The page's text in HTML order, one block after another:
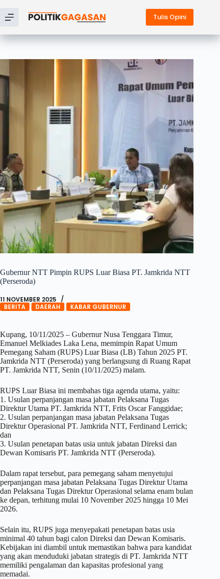
Tulis Opini
Gubernur NTT Pimpin RUPS Luar Biasa PT. Jamkrida NTT
(Perseroda)
11 NOVEMBER 2025
BERITA
DAERAH KABAR GUBERNUR
Kupang, 10/11/2025 – Gubernur Nusa Tenggara Timur,
Emanuel Melkiades Laka Lena, memimpin Rapat Umum
Pemegang Saham (RUPS) Luar Biasa (LB) Tahun 2025 PT.
Jamkrida NTT (Perseroda) yang berlangsung di Ruang Rapat
PT. Jamkrida NTT, Senin (10/11/2025) malam.
RUPS Luar Biasa ini membahas tiga agenda utama, yaitu:
1. Usulan perpanjangan masa jabatan Pelaksana Tugas
Direktur Utama PT. Jamkrida NTT, Frits Oscar Fanggidae;
2. Usulan perpanjangan masa jabatan Pelaksana Tugas
Direktur Operasional PT. Jamkrida NTT, Ferdinand Lerrick;
dan
3. Usulan penetapan batas usia untuk jabatan Direksi dan
Dewan Komisaris PT. Jamkrida NTT (Perseroda).
Dalam rapat tersebut, para pemegang saham menyetujui
perpanjangan masa jabatan Pelaksana Tugas Direktur Utama
dan Pelaksana Tugas Direktur Operasional selama enam bulan
ke depan, terhitung mulai 10 November 2025 hingga 10 Mei
2026.
Selain itu, RUPS juga menyepakati penetapan batas usia
minimal 40 tahun bagi calon Direksi dan Dewan Komisaris.
Kebijakan ini diambil untuk memastikan bahwa para kandidat
yang akan menduduki jabatan strategis di PT. Jamkrida NTT
memiliki pengalaman dan kapasitas profesional yang
memadai.